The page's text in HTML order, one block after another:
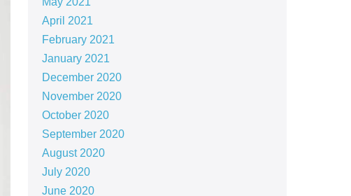
April 2021
February 2021
January 2021
December 2020
November 2020
October 2020
September 2020
August 2020
July 2020
June 2020